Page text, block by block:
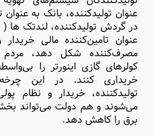
عنوان تولیدکننده، بانک به عنوان
در گردش تولیدکننده، لندتک ها (
عنوان تامین‌کننده مالی
مصرف‌کننده شکل دهد،
کولرهای گازی اینورتر را
خریداری کنند. در این
تولیدکننده، خریدار و نظام
می‌شوند و هم دولت می‌تواند
برق را کاهش دهد.